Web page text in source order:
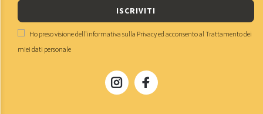
ISCRIVITI
Ho preso visione dell'informativa sulla Privacyed acconsento alTrattamento dei
miei dati personale